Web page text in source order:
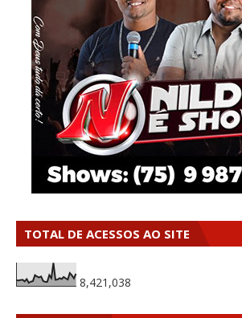
TOTAL DE ACESSOS AO SITE
8,421,038